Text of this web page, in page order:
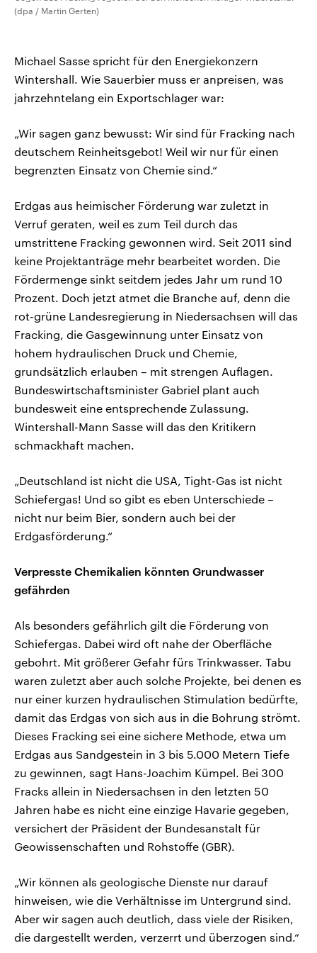
(dpa / Martin Gerten)
Michael Sasse spricht für den Energiekonzern
Wintershall. Wie Sauerbier muss er anpreisen, was
jahrzehntelang ein Exportschlager war:
„Wir sagen ganz bewusst: Wir sind für Fracking nach
deutschem Reinheitsgebot! Weil wir nur für einen
begrenzten Einsatz von Chemie sind.“
Erdgas aus heimischer Förderung war zuletzt in
Verruf geraten, weil es zum Teil durch das
umstrittene Fracking gewonnen wird. Seit 2011 sind
keine Projektanträge mehr bearbeitet worden. Die
Fördermenge sinkt seitdem jedes Jahr um rund 10
Prozent. Doch jetzt atmet die Branche auf, denn die
rot-grüne Landesregierung in Niedersachsen will das
Fracking, die Gasgewinnung unter Einsatz von
hohem hydraulischen Druck und Chemie,
grundsätzlich erlauben – mit strengen Auflagen.
Bundeswirtschaftsminister Gabriel plant auch
bundesweit eine entsprechende Zulassung.
Wintershall-Mann Sasse will das den Kritikern
schmackhaft machen.
„Deutschland ist nicht die USA, Tight-Gas ist nicht
Schiefergas! Und so gibt es eben Unterschiede –
nicht nur beim Bier, sondern auch bei der
Erdgasförderung.“
Verpresste Chemikalien könnten Grundwasser
gefährden
Als besonders gefährlich gilt die Förderung von
Schiefergas. Dabei wird oft nahe der Oberfläche
gebohrt. Mit größerer Gefahr fürs Trinkwasser. Tabu
waren zuletzt aber auch solche Projekte, bei denen es
nur einer kurzen hydraulischen Stimulation bedürfte,
damit das Erdgas von sich aus in die Bohrung strömt.
Dieses Fracking sei eine sichere Methode, etwa um
Erdgas aus Sandgestein in 3 bis 5.000 Metern Tiefe
zu gewinnen, sagt Hans-Joachim Kümpel. Bei 300
Fracks allein in Niedersachsen in den letzten 50
Jahren habe es nicht eine einzige Havarie gegeben,
versichert der Präsident der Bundesanstalt für
Geowissenschaften und Rohstoffe (GBR).
„Wir können als geologische Dienste nur darauf
hinweisen, wie die Verhältnisse im Untergrund sind.
Aber wir sagen auch deutlich, dass viele der Risiken,
die dargestellt werden, verzerrt und überzogen sind.“